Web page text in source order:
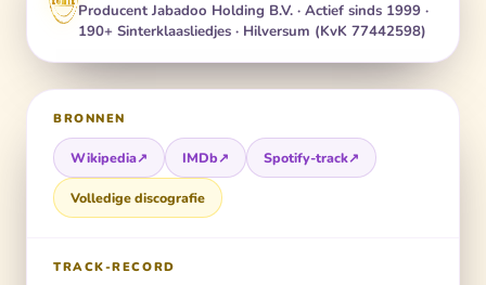
Producent Jabadoo Holding B.V.· Actief sinds 1999 ·
190+ Sinterklaasliedjes · Hilversum (KvK 77442598)
BRONNEN
Wikipedia↗ IMDb↗ Spotify-track↗
Volledige discografie
TRACK-RECORD